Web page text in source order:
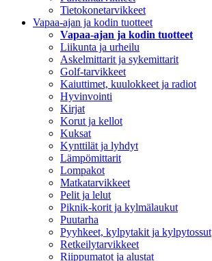
Tietokonetarvikkeet
Vapaa-ajan ja kodin tuotteet
Vapaa-ajan ja kodin tuotteet
Liikunta ja urheilu
Askelmittarit ja sykemittarit
Golf-tarvikkeet
Kaiuttimet, kuulokkeet ja radiot
Hyvinvointi
Kirjat
Korut ja kellot
Kuksat
Kynttilät ja lyhdyt
Lämpömittarit
Lompakot
Matkatarvikkeet
Pelit ja lelut
Piknik-korit ja kylmälaukut
Puutarha
Pyyhkeet, kylpytakit ja kylpytossut
Retkeilytarvikkeet
Riippumatot ja alustat